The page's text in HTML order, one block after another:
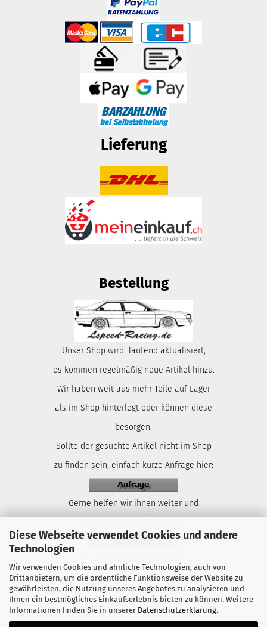
Diese Webseite verwendet Cookies und andere
Technologien
Wir verwenden Cookies und ähnliche Technologien, auch von
Drittanbietern, um die ordentliche Funktionsweise der Website zu
gewährleisten, die Nutzung unseres Angebotes zu analysieren und
Ihnen ein bestmögliches Einkaufserlebnis bieten zu können. Weitere
Informationen finden Sie in unserer Datenschutzerklärung.
Lieferung
Bestellung
Unser Shop wird laufend aktualisiert,
es kommen regelmäßig neue Artikel hinzu.
Wir haben weit aus mehr Teile auf Lager
als im Shop hinterlegt oder können diese
besorgen.
Sollte der gesuchte Artikel nicht im Shop
zu finden sein, einfach kurze Anfrage hier:
Gerne helfen wir ihnen weiter und